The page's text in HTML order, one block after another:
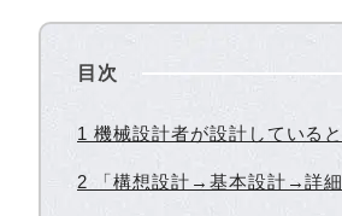
目次
1 機械設計者が設計している
2 「構想設計→基本設計→詳